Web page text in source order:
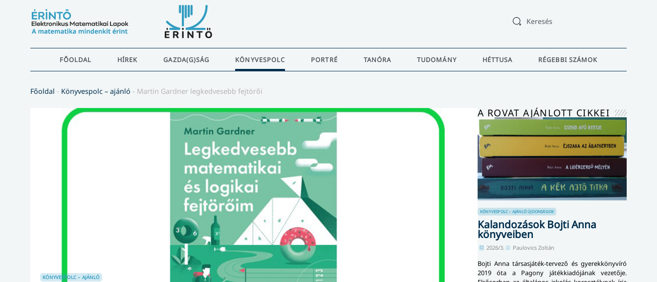
Keresés
FŐOLDAL HÍREK GAZDA(G)SÁG KÖNYVESPOLC PORTRÉ TANÓRA TUDOMÁNY HÉTTUSA RÉGEBBI SZÁMOK
Főoldal - Könyvespolc – ajánló - Martin Gardner legkedvesebb fejtörői
KÖNYVESPOLC – AJÁNLÓ
A ROVAT AJÁNLOTT CIKKEI
KÖNYVESPOLC – AJÁNLÓ ÚJDONSÁGOK
Kalandozások Bojti Anna
könyveiben
2026/3. Paulovics Zoltán
Bojti Anna társasjáték-tervező és gyerekkönyvíró
2019 óta a Pagony játékkiadójának vezetője.